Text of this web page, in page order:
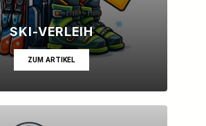
SKI-VERLEIH
ZUM ARTIKEL